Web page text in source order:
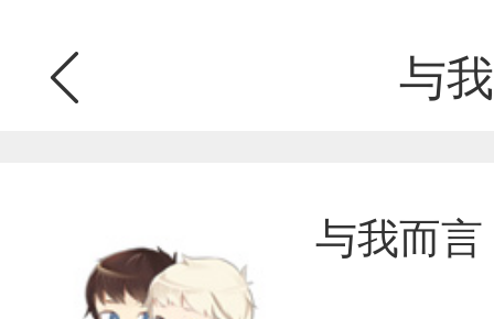
与
与我而言